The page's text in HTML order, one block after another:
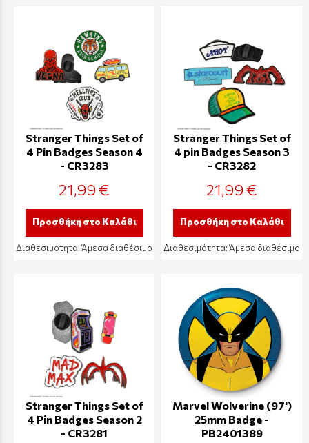
Stranger Things Set of
4 Pin Badges Season 4
- CR3283
21,99 €
Προσθήκη στο Καλάθι
Διαθεσιμότητα:Άμεσα διαθέσιμο
Stranger Things Set of
4 pin Badges Season 3
- CR3282
21,99 €
Προσθήκη στο Καλάθι
Διαθεσιμότητα:Άμεσα διαθέσιμο
Stranger Things Set of
4 Pin Badges Season 2
- CR3281
Marvel Wolverine (97')
25mm Badge -
PB2401389